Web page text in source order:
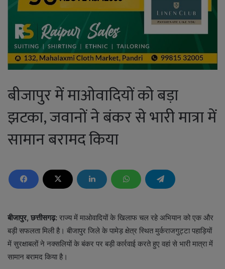
बीजापुर में माओवादियों को बड़ा
झटका, जवानों ने बंकर से भारी मात्रा में
सामान बरामद किया
बीजापुर, छत्तीसगढ़: राज्य में माओवादियों के खिलाफ चल रहे अभियान को एक और
बड़ी सफलता मिली है। बीजापुर जिले के पामेड़ क्षेत्र स्थित मुर्कराजगुट्टा पहाड़ियों
में सुरक्षाबलों ने नक्सलियों के बंकर पर बड़ी कार्रवाई करते हुए वहां से भारी मात्रा में
सामान बरामद किया है।